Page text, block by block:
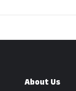
About Us